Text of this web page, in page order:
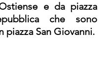
e da piazza
che sono
piazza San Giovanni.